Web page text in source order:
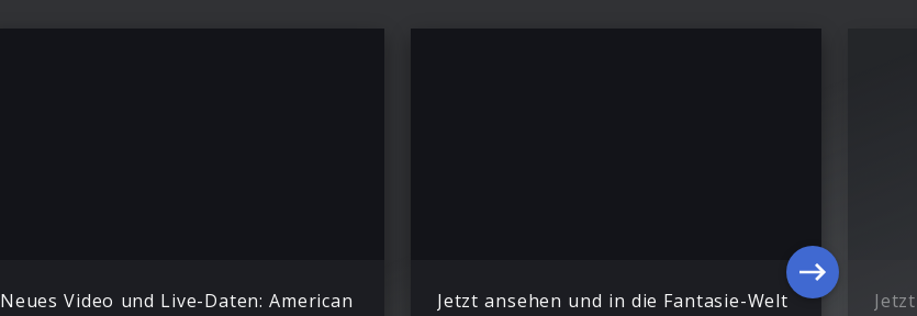
Neues Video und Live-Daten: American
Jetzt ansehen und in die Fantasie-Welt